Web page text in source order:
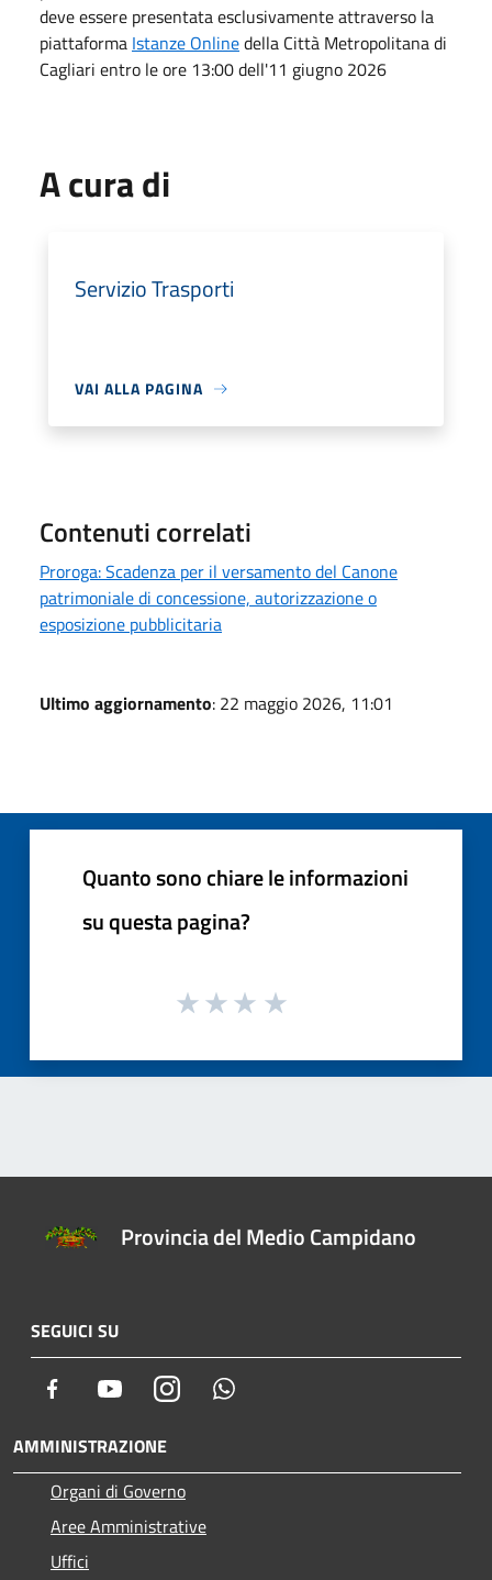
deve essere presentata esclusivamente attraverso la
piattaforma Istanze Onlinedella Città Metropolitana di
Cagliari entro le ore 13:00 dell'11 giugno 2026
A cura di
Servizio Trasporti
VAI ALLA PAGINA
Contenuti correlati
Proroga: Scadenza per il versamento del Canone
patrimoniale di concessione, autorizzazione o
esposizione pubblicitaria
Ultimo aggiornamento: 22 maggio 2026, 11:01
Quanto sono chiare le informazioni
su questa pagina?
Provincia del Medio Campidano
SEGUICI SU
Facebook YoutubeInstagram
AMMINISTRAZIONE
Organi di Governo
Aree Amministrative
Uffici